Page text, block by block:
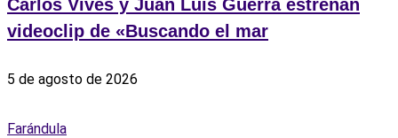
Carlos Vives y Juan Luis Guerra estrenan
videoclip de «Buscando el mar
5 de agosto de 2026
Farándula